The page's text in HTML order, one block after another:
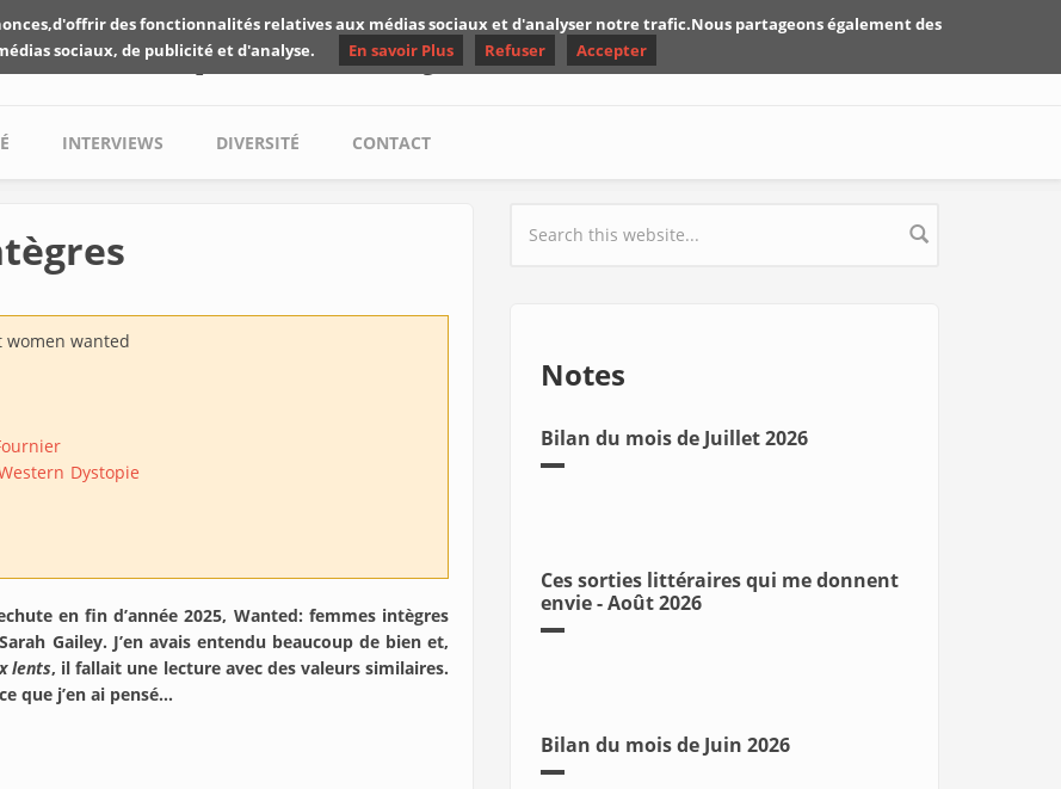
Les critiques de Yuyine
INTERVIEWS DIVERSITÉ CONTACT
women wanted
Dystopie
en fin d’année 2025, Wanted: femmes intègres
Gailey. J’en avais entendu beaucoup de bien et,
lents, il fallait une lecture avec des valeurs similaires.
que j’en ai pensé…
Search form
Notes
Bilan du mois de Juillet 2026
Ces sorties littéraires qui me donnent
envie - Août 2026
Bilan du mois de Juin 2026
des fonctionnalités relatives aux médias sociaux et d'analyser notre trafic.Nous partageons également des
sociaux, de publicité et d'analyse.
En savoir Plus Refuser Accepter